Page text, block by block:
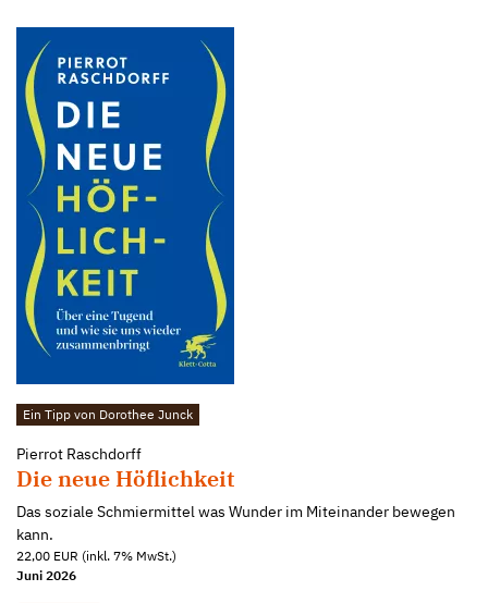
Ein Tipp von Dorothee Junck
Pierrot Raschdorff
Die neue Höflichkeit
Das soziale Schmiermittel was Wunder im Miteinander bewegen
kann.
22,00 EUR (inkl. 7% MwSt.)
Juni 2026